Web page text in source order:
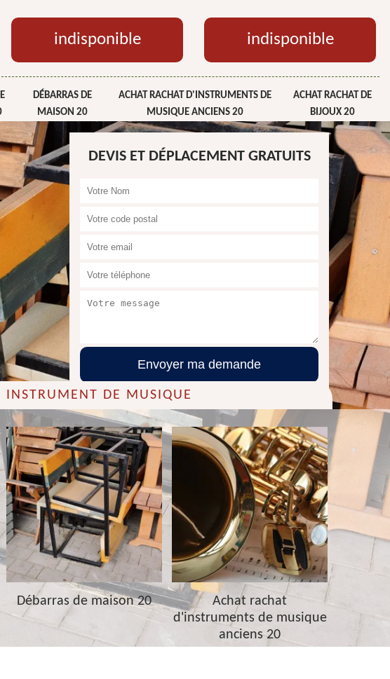
indisponible indisponible
DÉBARRAS DE
MAISON 20
ACHAT RACHAT D'INSTRUMENTS DE
MUSIQUE ANCIENS 20
ACHAT RACHAT DE
BIJOUX 20
DEVIS ET DÉPLACEMENT GRATUITS
DE MUSIQUE
Débarras de maison 20
Achat rachat
d'instruments de musique
anciens 20